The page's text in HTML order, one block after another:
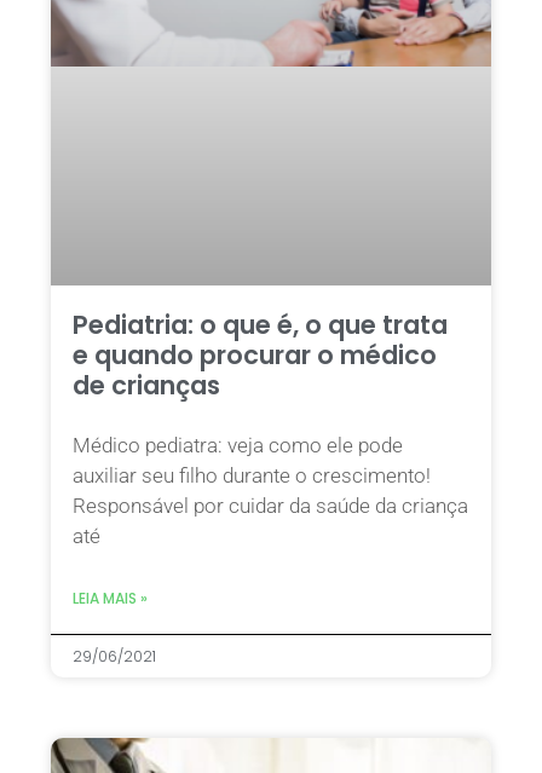
Pediatria: o que é, o que trata
e quando procurar o médico
de crianças
Médico pediatra: veja como ele pode
auxiliar seu filho durante o crescimento!
Responsável por cuidar da saúde da criança
até
LEIA MAIS »
29/06/2021